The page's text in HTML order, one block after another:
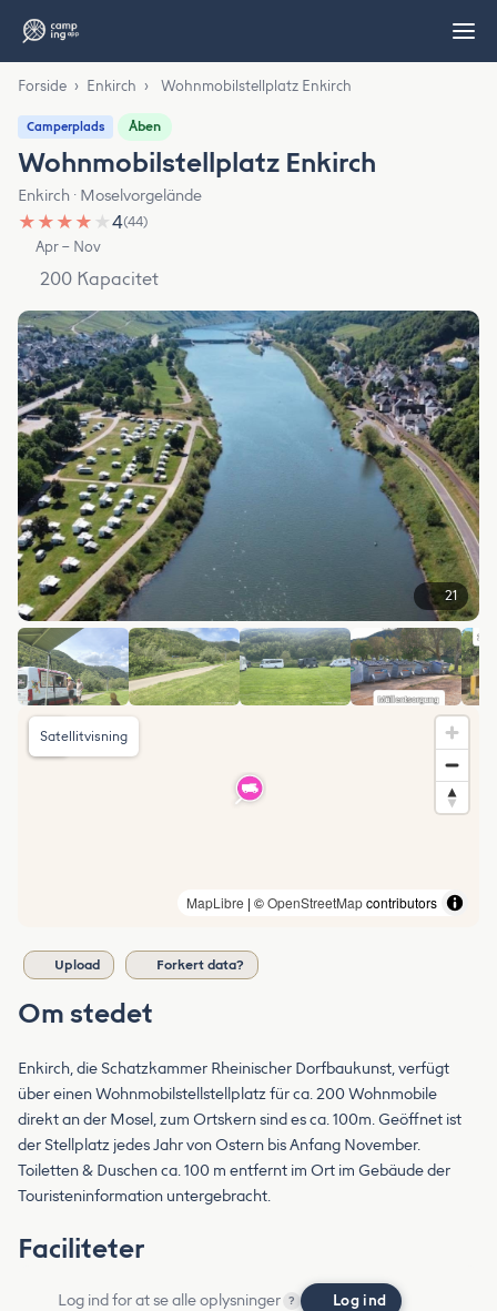
Forside › Enkirch › Wohnmobilstellplatz Enkirch
Camperplads Åben
Wohnmobilstellplatz Enkirch
Enkirch · Moselvorgelände
★ ★ ★ ★ ★4(44)
Apr – Nov
200 Kapacitet
21
MapLibre | ©OpenStreetMapcontributors
Satellitvisning
Upload Forkert data?
Om stedet
Enkirch, die Schatzkammer Rheinischer Dorfbaukunst, verfügt
über einen Wohnmobilstellstellplatz für ca. 200 Wohnmobile
direkt an der Mosel, zum Ortskern sind es ca. 100m. Geöffnet ist
der Stellplatz jedes Jahr von Ostern bis Anfang November.
Toiletten & Duschen ca. 100 m entfernt im Ort im Gebäude der
Touristeninformation untergebracht.
Faciliteter
Log ind for at se alle oplysninger ? Log ind